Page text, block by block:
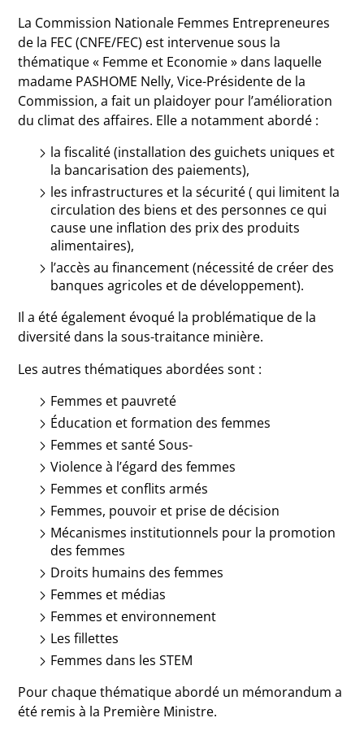
La Commission Nationale Femmes Entrepreneures
de la FEC (CNFE/FEC) est intervenue sous la
thématique « Femme et Economie » dans laquelle
madame PASHOME Nelly, Vice-Présidente de la
Commission, a fait un plaidoyer pour l’amélioration
du climat des affaires. Elle a notamment abordé :
la fiscalité (installation des guichets uniques et
la bancarisation des paiements),
les infrastructures et la sécurité ( qui limitent la
circulation des biens et des personnes ce qui
cause une inflation des prix des produits
alimentaires),
l’accès au financement (nécessité de créer des
banques agricoles et de développement).
Il a été également évoqué la problématique de la
diversité dans la sous-traitance minière.
Les autres thématiques abordées sont :
Femmes et pauvreté
Éducation et formation des femmes
Femmes et santé Sous-
Violence à l’égard des femmes
Femmes et conflits armés
Femmes, pouvoir et prise de décision
Mécanismes institutionnels pour la promotion
des femmes
Droits humains des femmes
Femmes et médias
Femmes et environnement
Les fillettes
Femmes dans les STEM
Pour chaque thématique abordé un mémorandum a
été remis à la Première Ministre.